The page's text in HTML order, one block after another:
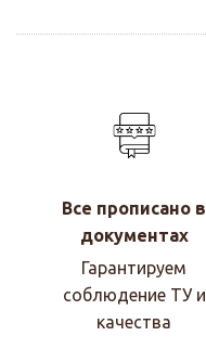
Все прописано в
документах
Гарантируем
соблюдение ТУ и
качества